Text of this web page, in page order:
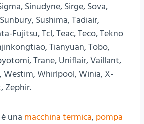
Sinudyne, Sirge, Sova,
Sushima, Tadiair,
Fujitsu, Tcl, Teac, Teco, Tekno
Tianyuan, Tobo,
Trane, Uniflair, Vaillant,
Westim, Whirlpool, Winia, X-
Zephir.
è una macchina termica, pompa